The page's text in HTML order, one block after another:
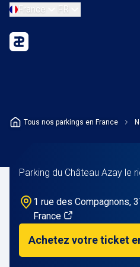
France FR
Tous nos parkings en France
Parking du Château Azay le
1 rue des Compagnons,
France
Achetez votre ticket